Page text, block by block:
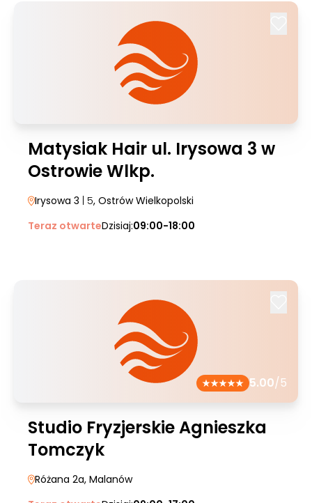
Matysiak Hair ul. Irysowa 3 w
Ostrowie Wlkp.
Irysowa 3 | 5, Ostrów Wielkopolski
Teraz otwarteDzisiaj:09:00-18:00
5.00/5
Studio Fryzjerskie Agnieszka
Tomczyk
Różana 2a, Malanów